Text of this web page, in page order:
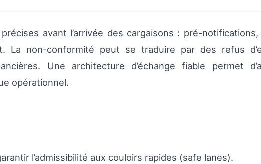
avant l’arrivée des cargaisons : pré-notifications,
La non-conformité peut se traduire par des refus
Une architecture d’échange fiable permet
opérationnel.
l’admissibilité aux couloirs rapides (safe lanes).